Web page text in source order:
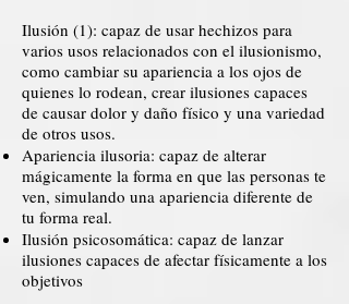
Ilusión (1): capaz de usar hechizos para
varios usos relacionados con el ilusionismo,
como cambiar su apariencia a los ojos de
quienes lo rodean, crear ilusiones capaces
de causar dolor y daño físico y una variedad
de otros usos.
Apariencia ilusoria: capaz de alterar
mágicamente la forma en que las personas te
ven, simulando una apariencia diferente de
tu forma real.
Ilusión psicosomática: capaz de lanzar
ilusiones capaces de afectar físicamente a los
objetivos